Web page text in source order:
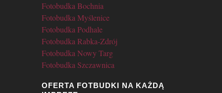
Fotobudka Bochnia
Fotobudka Myślenice
Fotobudka Podhale
Fotobudka Rabka-Zdrój
Fotobudka Nowy Targ
Fotobudka Szczawnica
OFERTA FOTBUDKI NA KAŻDĄ